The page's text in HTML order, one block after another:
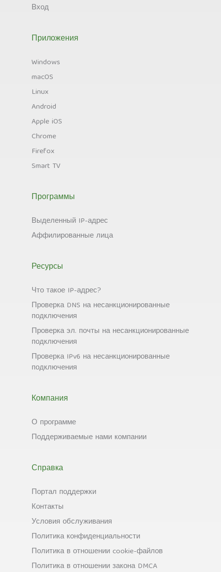
Вход
Приложения
Windows
macOS
Linux
Android
Apple iOS
Chrome
Firefox
Smart TV
Программы
Выделенный IP-адрес
Аффилированные лица
Ресурсы
Что такое IP-адрес?
Проверка DNS на несанкционированные
подключения
Проверка эл. почты на несанкционированные
подключения
Проверка IPv6 на несанкционированные
подключения
Компания
О программе
Поддерживаемые нами компании
Справка
Портал поддержки
Контакты
Условия обслуживания
Политика конфиденциальности
Политика в отношении cookie-файлов
Политика в отношении закона DMCA